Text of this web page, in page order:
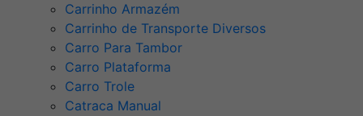
Carrinho Armazém
Carrinho de Transporte Diversos
Carro Para Tambor
Carro Plataforma
Carro Trole
Catraca Manual